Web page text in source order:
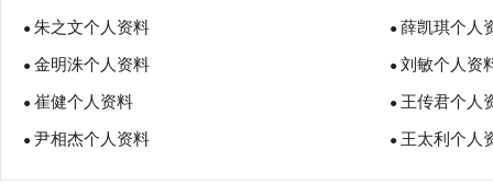
● 朱之文个人资料 ● 薛凯琪个人
● 金明洙个人资料 ● 刘敏个人资
● 崔健个人资料 ● 王传君个人
● 尹相杰个人资料 ● 王太利个人